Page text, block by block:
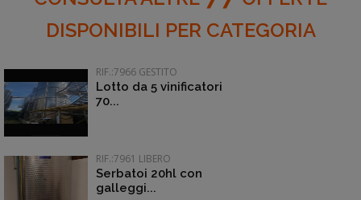
DISPONIBILI PER CATEGORIA
RIF.:7966 GESTITO
Lotto da 5 vinificatori
70...
RIF.:7961 LIBERO
Serbatoi 20hl con
galleggi...